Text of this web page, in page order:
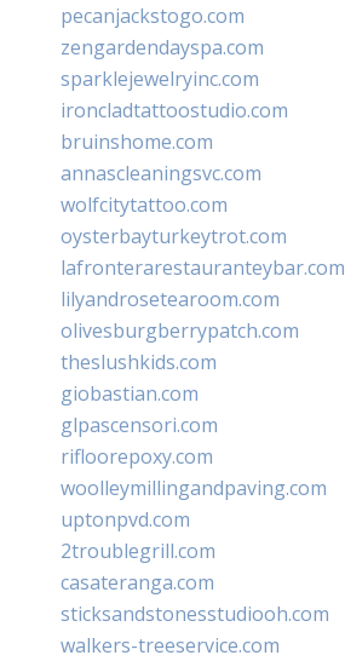
pecanjackstogo.com
zengardendayspa.com
sparklejewelryinc.com
ironcladtattoostudio.com
bruinshome.com
annascleaningsvc.com
wolfcitytattoo.com
oysterbayturkeytrot.com
lafronterarestauranteybar.com
lilyandrosetearoom.com
olivesburgberrypatch.com
theslushkids.com
giobastian.com
glpascensori.com
rifloorepoxy.com
woolleymillingandpaving.com
uptonpvd.com
2troublegrill.com
casateranga.com
sticksandstonesstudiooh.com
walkers-treeservice.com